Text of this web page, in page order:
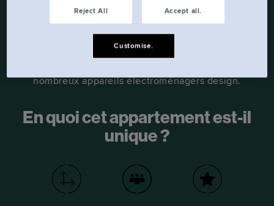
L'espace de vie comprend une cuisine Smeg
entièrement équipée, avec table à manger,
plaque de cuisson, réfrigérateur/congélateur,
nombreux appareils électroménagers design.
En quoi cet appartement est-il
unique ?
Reject All Accept all.
Customise.